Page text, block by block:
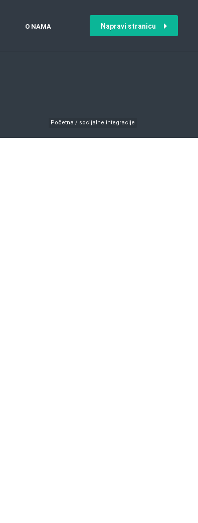
O NAMA Napravi stranicu
Početna / socijalne integracije